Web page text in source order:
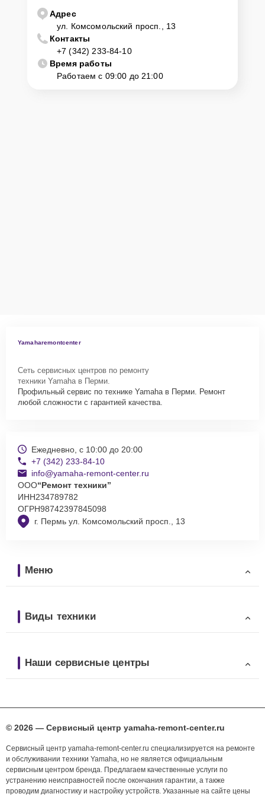
центр
Клиент может самостоятельно привезти устройство на
диагностику и ремонт. Для этого нужно позвонить по телефону
горячей линии или оставить заявку, согласовать удобное время и
подъехать по адресу: г. Пермь, ул. Комсомольский просп., 13.
Адрес
ул. Комсомольский просп., 13
Контакты
+7 (342) 233-84-10
Время работы
Работаем с 09:00 до 21:00
Yamaharemontcenter
Сеть сервисных центров по ремонту
техники Yamaha в Перми.
Профильный сервис по технике Yamaha в Перми. Ремонт
любой сложности с гарантией качества.
г. Пермь ул. Комсомольский просп., 13
Ежедневно, с 10:00 до 20:00
+7 (342) 233-84-10
info@yamaha-remont-center.ru
ООО“Ремонт техники”
ИНН234789782
ОГРН98742397845098
Меню
Виды техники
Наши сервисные центры
© 2026 — Сервисный центр yamaha-remont-center.ru
Сервисный центр yamaha-remont-center.ru специализируется на ремонте
и обслуживании техники Yamaha, но не является официальным
сервисным центром бренда. Предлагаем качественные услуги по
устранению неисправностей после окончания гарантии, а также
проводим диагностику и настройку устройств. Указанные на сайте цены